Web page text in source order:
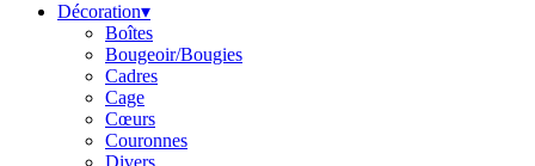
Décoration▾
Boîtes
Bougeoir/Bougies
Cadres
Cage
Cœurs
Couronnes
Divers